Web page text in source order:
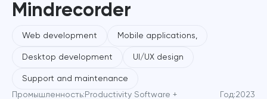
Mindrecorder
Web development Mobile applications,
Desktop development UI/UX design
Support and maintenance
Промышленность: Productivity Software +
Год:2023